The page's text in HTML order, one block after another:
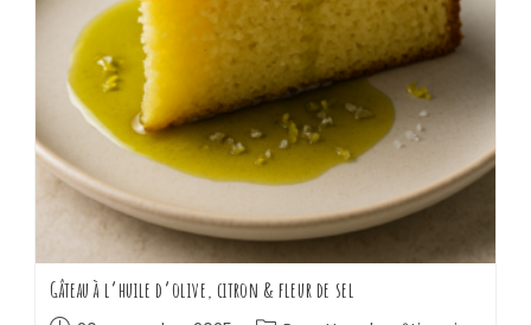
Gâteau à l’huile d’olive, citron & fleur de sel